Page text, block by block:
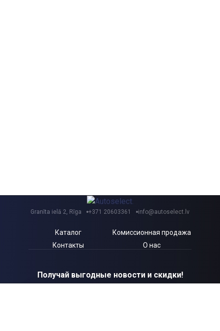
Granīta ielā 2, Rīga +371 20603361 info@autoselect.lv
Каталог
Комиссионная продажа
Контакты
О нас
Получай выгодные новости и скидки!